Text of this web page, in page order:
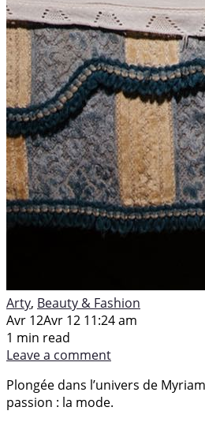
Arty, Beauty & Fashion
Avr 12Avr 12 11:24 am
1 min read
Leave a comment
Plongée dans l’univers de
passion : la mode.